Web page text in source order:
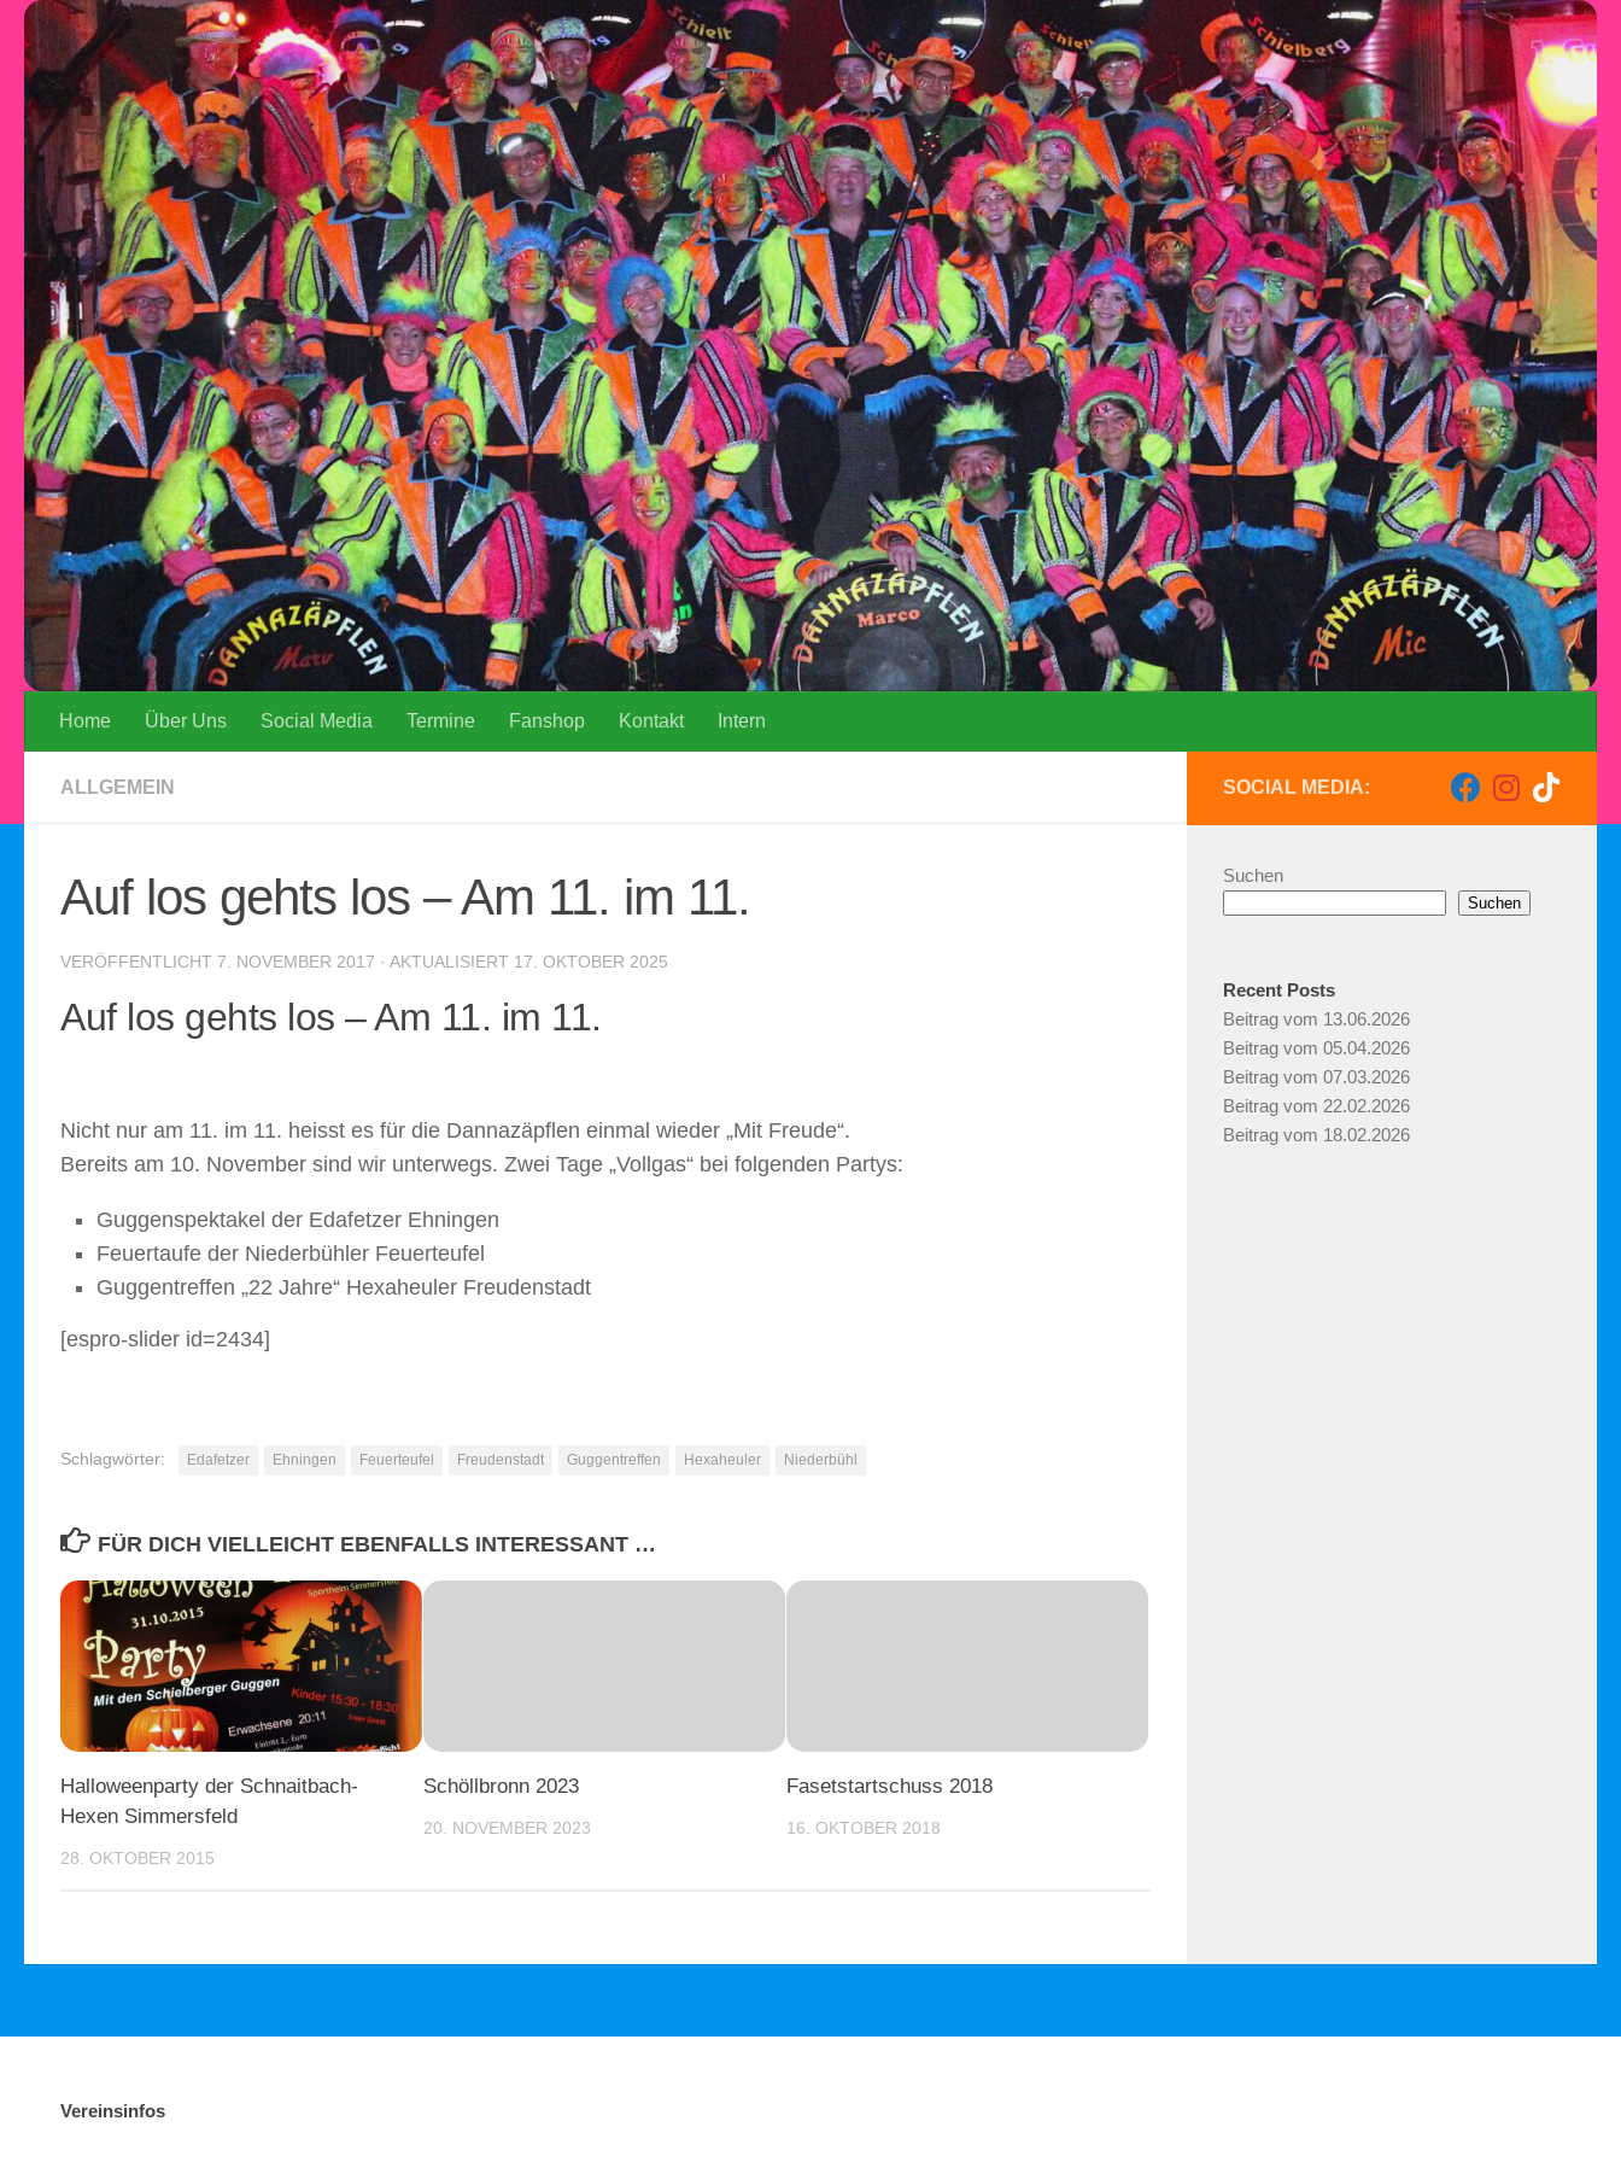
Zum Inhalt springen
Home Über Uns Social Media Termine Fanshop Kontakt Intern
ALLGEMEIN
Auf los gehts los – Am 11. im 11.
VERÖFFENTLICHT 7. NOVEMBER 2017 · AKTUALISIERT 17. OKTOBER 2025
Auf los gehts los – Am 11. im 11.
Nicht nur am 11. im 11. heisst es für die Dannazäpflen einmal wieder „Mit Freude“.
Bereits am 10. November sind wir unterwegs. Zwei Tage „Vollgas“ bei folgenden Partys:
Guggenspektakel der Edafetzer Ehningen
Feuertaufe der Niederbühler Feuerteufel
Guggentreffen „22 Jahre“ Hexaheuler Freudenstadt
[espro-slider id=2434]
Schlagwörter: Edafetzer Ehningen Feuerteufel Freudenstadt Guggentreffen Hexaheuler Niederbühl
FÜR DICH VIELLEICHT EBENFALLS INTERESSANT …
Halloweenparty der Schnaitbach-
Hexen Simmersfeld
28. OKTOBER 2015
Schöllbronn 2023
20. NOVEMBER 2023
Fasetstartschuss 2018
16. OKTOBER 2018
SOCIAL MEDIA:
Suchen
Suchen
Recent Posts
Beitrag vom 13.06.2026
Beitrag vom 05.04.2026
Beitrag vom 07.03.2026
Beitrag vom 22.02.2026
Beitrag vom 18.02.2026
Vereinsinfos